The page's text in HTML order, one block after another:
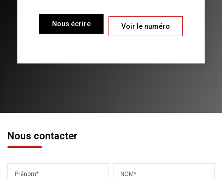
Nous écrire Voir le numéro
Nous contacter
Prénom* NOM*